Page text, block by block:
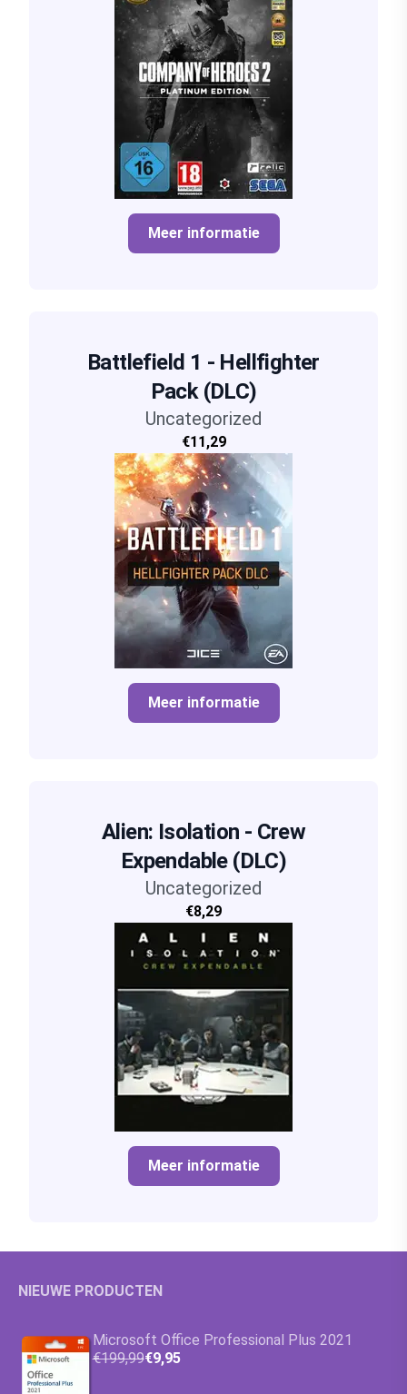
Meer informatie
Battlefield 1 - Hellfighter
Pack (DLC)
Uncategorized
€11,29
Meer informatie
Alien: Isolation - Crew
Expendable (DLC)
Uncategorized
€8,29
Meer informatie
NIEUWE PRODUCTEN
Microsoft Office Professional Plus 2021
€199,99€9,95